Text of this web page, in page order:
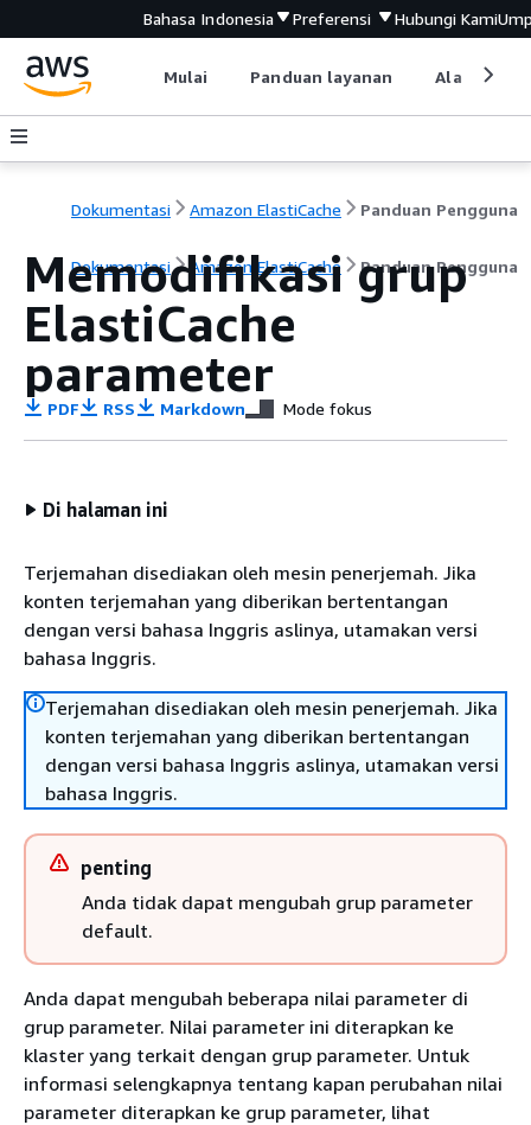
Bahasa Indonesia Preferensi Hubungi Kami
Mulai Panduan layanan Alat
Dokumentasi Amazon ElastiCache Panduan Pengguna
Dokumentasi Amazon ElastiCache Panduan Pengguna
Memodifikasi grup
ElastiCache
parameter
PDF RSS Markdown Mode fokus
Di halaman ini
Terjemahan disediakan oleh mesin penerjemah. Jika
konten terjemahan yang diberikan bertentangan
dengan versi bahasa Inggris aslinya, utamakan versi
bahasa Inggris.
Terjemahan disediakan oleh mesin penerjemah. Jika
konten terjemahan yang diberikan bertentangan
dengan versi bahasa Inggris aslinya, utamakan versi
bahasa Inggris.
penting
Anda tidak dapat mengubah grup parameter
default.
Anda dapat mengubah beberapa nilai parameter di
grup parameter. Nilai parameter ini diterapkan ke
klaster yang terkait dengan grup parameter. Untuk
informasi selengkapnya tentang kapan perubahan nilai
parameter diterapkan ke grup parameter, lihat